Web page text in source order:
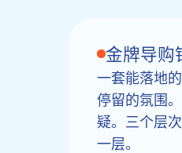
金牌导购
一套能落地
停留的氛围
疑。三个层
一层。